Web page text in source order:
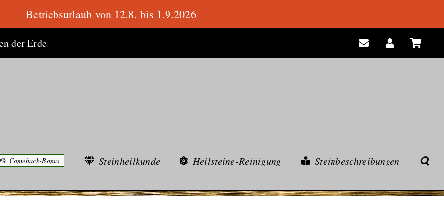
der Erde
Comeback-Bonus Steinheilkunde Heilsteine-Reinigung Steinbeschreibungen
Betriebsurlaub von 12.8. bis 1.9.2026